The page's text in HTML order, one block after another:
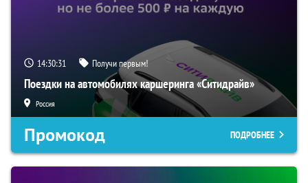
14:30:30 Получи первым!
Поездки на автомобилях каршеринга «Ситидрайв»
Россия
Промокод ПОДРОБНЕЕ